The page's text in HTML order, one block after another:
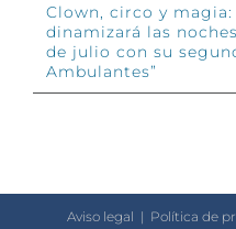
Clown, circo y
dinamizará las
de julio con su
Ambulantes”
Aviso legal | Política de